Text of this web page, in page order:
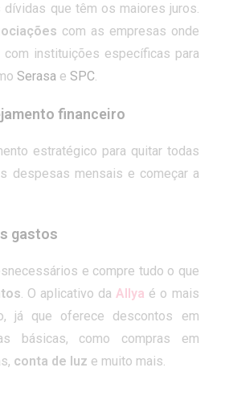
dívidas que têm os maiores juros.
com as empresas onde
com instituições específicas para
Serasa e SPC.
financeiro
estratégico para quitar todas
despesas mensais e começar a
gastos
e compre tudo o que
. O aplicativo da Allya é o mais
já que oferece descontos em
básicas, como compras em
conta de luz e muito mais.